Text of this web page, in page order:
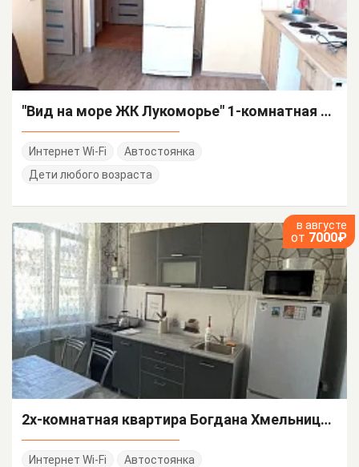
"Вид на море ЖК Лукоморье" 1-комнатная квартира
Интернет Wi-Fi
Автостоянка
Дети любого возраста
в августе
от 7000₽
2х-комнатная квартира Богдана Хмельницкого 48/А
Интернет Wi-Fi
Автостоянка